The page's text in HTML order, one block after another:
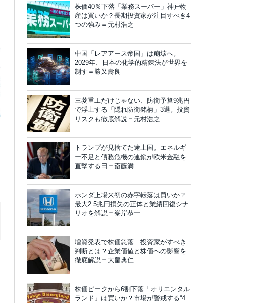
株価40％下落「業務スーパー」神戸物
産は買いか？長期投資家が注目すべき4
つの強み＝元村浩之
中国「レアアース帝国」は崩壊へ。
2029年、日本の化学的精錬法が世界を
制す＝勝又壽良
三菱重工だけじゃない、防衛予算9兆円
で浮上する「隠れ防衛銘柄」3選。投資
リスクも徹底解説＝元村浩之
トランプが見捨てた途上国。エネルギ
ー不足と債務危機の連鎖が欧米金融を
直撃する日＝斎藤満
ホンダ上場来初の赤字転落は買いか？
最大2.5兆円損失の正体と業績回復シナ
リオを解説＝峯岸恭一
増資発表で株価急落…投資家がすべき
判断とは？企業価値と株価への影響を
徹底解説＝大畠典仁
株価ピークから6割下落「オリエンタル
ランド」は買いか？市場が警戒する“4